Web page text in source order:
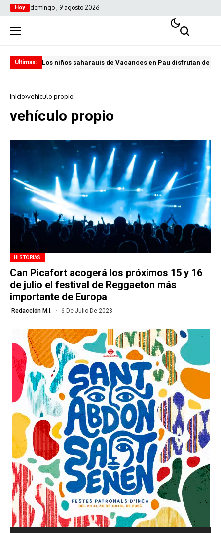
Hoy domingo , 9 agosto 2026
Últimas: Los niños saharauis de Vacances en Pau disfrutan de
Inicio vehículo propio
vehículo propio
HISTORIAS
Can Picafort acogerá los próximos 15 y 16
de julio el festival de Reggaeton más
importante de Europa
Redacción M.I. 6 De Julio De 2023